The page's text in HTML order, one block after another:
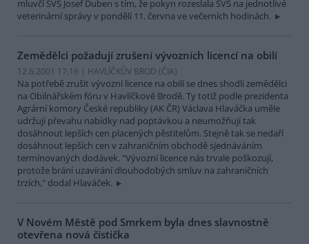
mluvčí SVS Josef Duben s tím, že pokyn rozeslala SVS na jednotlivé
veterinární správy v pondělí 11. června ve večerních hodinách.
Zemědělci požadují zrušení vývozních licencí na obilí
12.6.2001 17:16 | HAVLÍČKŮV BROD (ČIA)
Na potřebě zrušit vývozní licence na obilí se dnes shodli zemědělci
na Obilnářském fóru v Havlíčkově Brodě. Ty totiž podle prezidenta
Agrární komory České republiky (AK ČR) Václava Hlaváčka uměle
udržují převahu nabídky nad poptávkou a neumožňují tak
dosáhnout lepších cen placených pěstitelům. Stejně tak se nedaří
dosáhnout lepších cen v zahraničním obchodě sjednáváním
termínovaných dodávek. "Vývozní licence nás trvale poškozují,
protože brání uzavírání dlouhodobých smluv na zahraničních
trzích," dodal Hlaváček.
V Novém Městě pod Smrkem byla dnes slavnostně
otevřena nová čistička